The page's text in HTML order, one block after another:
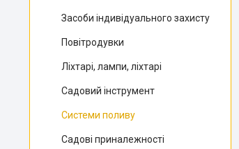
Засоби індивідуального захисту
Повітродувки
Ліхтарі, лампи, ліхтарі
Садовий інструмент
Системи поливу
Садові приналежності